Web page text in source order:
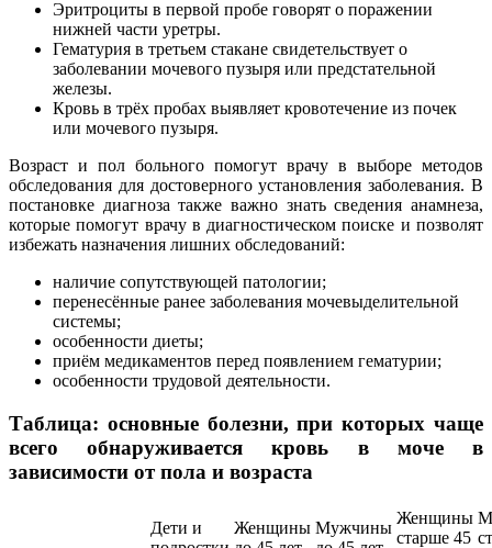
Эритроциты в первой пробе говорят о поражении
нижней части уретры.
Гематурия в третьем стакане свидетельствует о
заболевании мочевого пузыря или предстательной
железы.
Кровь в трёх пробах выявляет кровотечение из почек
или мочевого пузыря.
Возраст и пол больного помогут врачу в выборе методов
обследования для достоверного установления заболевания. В
постановке диагноза также важно знать сведения анамнеза,
которые помогут врачу в диагностическом поиске и позволят
избежать назначения лишних обследований:
наличие сопутствующей патологии;
перенесённые ранее заболевания мочевыделительной
системы;
особенности диеты;
приём медикаментов перед появлением гематурии;
особенности трудовой деятельности.
Таблица: основные болезни, при которых чаще
всего обнаруживается кровь в моче в
зависимости от пола и возраста
Дети и
Женщины Мужчины
Женщины
старше 45